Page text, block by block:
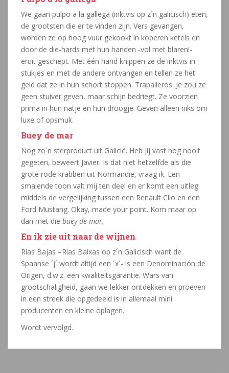
We gaan pulpo a la gallega (inktvis op z´n galicisch) eten,
de grootsten die er te vinden zijn. Vers gevangen,
worden ze op hoog vuur gekookt in koperen ketels en
door de die-hards met hun handen -vol met blaren!-
eruit geschept. Met één hand knippen ze de inktvis in
stukjes en met de andere ontvangen en tellen ze het
geld dat ze in hun schort stoppen. Trapalleros. Je zou ze
geen stuiver geven, maar schijn bedriegt. Ze voorzien
prima in hun natje en hun droogje. Geven alleen niks om
luxe of opsmuk.
Buey de mar
Nog zo´n sterproduct uit Galicië. Heb jij vast nog nooit
gegeten, beweert Javier. Is dat niet hetzelfde als die
grote rode krabben uit Normandië, vraag ik. Een
smalende toon valt mij ten deel en er komt een uitleg
middels de vergelijking tussen een Renault Clio en een
Ford Mustang. Okay, made your point. Kom maar op
dan met die buey de mar.
En ik zie uit naar de wijnen
Rías Bajas –Rías Baixas op z´n Galicisch want de
Spaanse ´j´ wordt altijd een ´x´- is een Denominación de
Origen, d.w.z. een kwaliteitsgarantie. Wars van
grootschaligheid, gaan we lekker ontdekken en proeven
in een streek die opgedeeld is in allemaal mini
producenten en kleine oplagen.
Wordt vervolgd.